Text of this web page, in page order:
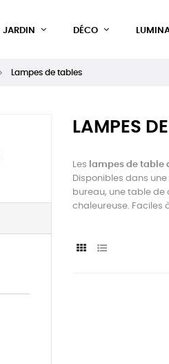
JARDIN DÉCO
Lampes de tables
LAMPES
Les lampes de table
Disponibles dans
bureau, une table de
chaleureuse. Faciles